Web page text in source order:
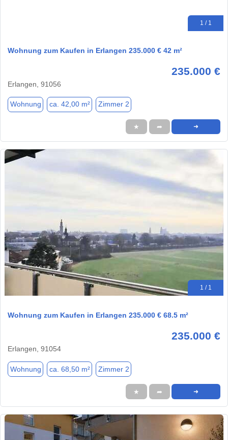
1 / 1
Wohnung zum Kaufen in Erlangen 235.000 € 42 m²
235.000 €
Erlangen, 91056
Wohnung ca. 42,00 m² Zimmer 2
★ ➦ ➜
1 / 1
Wohnung zum Kaufen in Erlangen 235.000 € 68.5 m²
235.000 €
Erlangen, 91054
Wohnung ca. 68,50 m² Zimmer 2
★ ➦ ➜